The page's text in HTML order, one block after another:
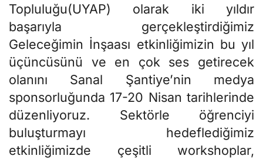
Topluluğu(UYAP) olarak iki yıldır
başarıyla gerçekleştirdiğimiz
Geleceğimin İnşaası etkinliğimizin bu yıl
üçüncüsünü ve en çok ses getirecek
olanını Sanal Şantiye’nin medya
sponsorluğunda 17-20 Nisan tarihlerinde
düzenliyoruz. Sektörle öğrenciyi
buluşturmayı hedeflediğimiz
etkinliğimizde çeşitli workshoplar,